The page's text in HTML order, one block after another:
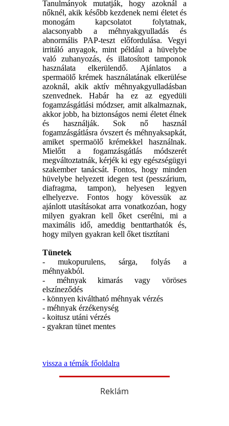
Tanulmányok mutatják, hogy azoknál a
nőknél, akik később kezdenek nemi életet és
monogám kapcsolatot folytatnak,
alacsonyabb a méhnyakgyulladás és
abnormális PAP-teszt előfordulása. Vegyi
irritáló anyagok, mint például a hüvelybe
való zuhanyozás, és illatosított tamponok
használata elkerülendő. Ajánlatos a
spermaölő krémek használatának elkerülése
azoknál, akik aktív méhnyakgyulladásban
szenvednek. Habár ha ez az egyedüli
fogamzásgátlási módzser, amit alkalmaznak,
akkor jobb, ha biztonságos nemi életet élnek
és használják. Sok nő használ
fogamzásgátlásra óvszert és méhnyaksapkát,
amiket spermaölő krémekkel használnak.
Mielőtt a fogamzásgátlás módszerét
megváltoztatnák, kérjék ki egy egészségügyi
szakember tanácsát. Fontos, hogy minden
hüvelybe helyezett idegen test (pesszárium,
diafragma, tampon), helyesen legyen
elhelyezve. Fontos hogy kövessük az
ajánlott utasításokat arra vonatkozóan, hogy
milyen gyakran kell őket cserélni, mi a
maximális idő, ameddig benttarthatók és,
hogy milyen gyakran kell őket tisztítani
Tünetek
- mukopurulens, sárga, folyás a
méhnyakból.
- méhnyak kimarás vagy vöröses
elszíneződés
- könnyen kiváltható méhnyak vérzés
- méhnyak érzékenység
- koitusz utáni vérzés
- gyakran tünet mentes
vissza a témák főoldalra
Reklám